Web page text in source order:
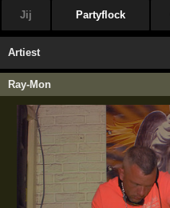
Jij Partyflock
Artiest
Ray-Mon